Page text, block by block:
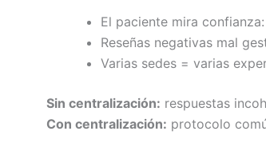
El paciente mira
Reseñas negativas mal
Varias sedes = varias
Sin centralización: respuestas
Con centralización: protocolo